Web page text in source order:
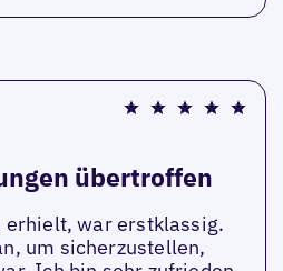
übertroffen
erhielt, war erstklassig.
um sicherzustellen,